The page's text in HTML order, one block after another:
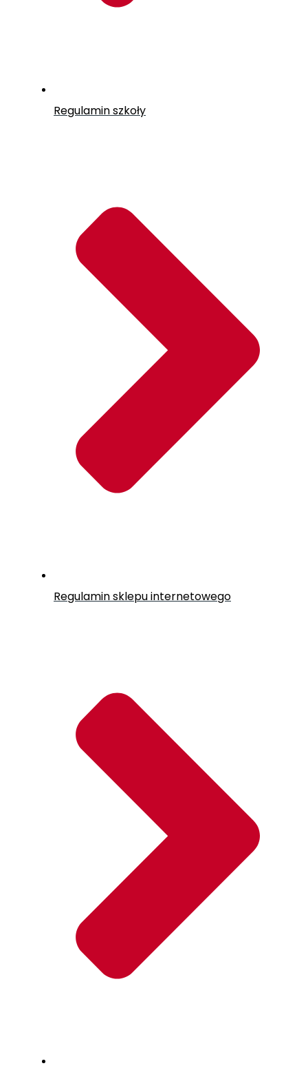
Regulamin szkoły
Regulamin sklepu internetowego